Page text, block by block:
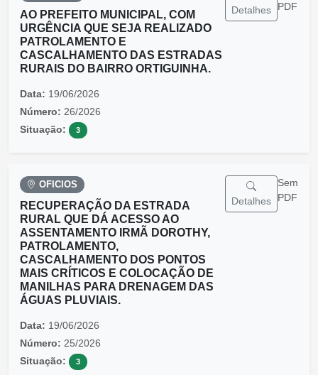
AO PREFEITO MUNICIPAL, COM
URGÊNCIA QUE SEJA REALIZADO
PATROLAMENTO E
CASCALHAMENTO DAS ESTRADAS
RURAIS DO BAIRRO ORTIGUINHA.
Detalhes
PDF
Data: 19/06/2026
Número: 26/2026
Situação:
3
OFICIOS
RECUPERAÇÃO DA ESTRADA
RURAL QUE DÁ ACESSO AO
ASSENTAMENTO IRMÃ DOROTHY,
PATROLAMENTO,
CASCALHAMENTO DOS PONTOS
MAIS CRÍTICOS E COLOCAÇÃO DE
MANILHAS PARA DRENAGEM DAS
ÁGUAS PLUVIAIS.
Detalhes
Sem
PDF
Data: 19/06/2026
Número: 25/2026
Situação:
3